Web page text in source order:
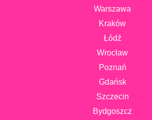
Warszawa
Kraków
Łódź
Wrocław
Poznań
Gdańsk
Szczecin
Bydgoszcz